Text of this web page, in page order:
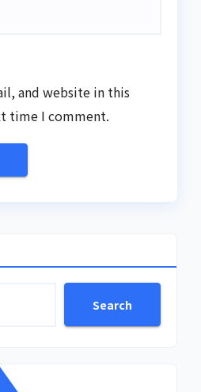
and website in this
time I comment.
Search